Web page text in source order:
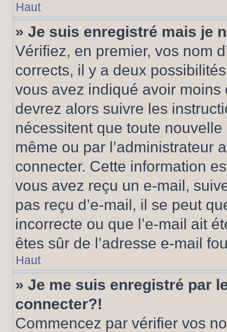
Haut
» Je suis enregistré mais je
Vérifiez, en premier, vos nom
corrects, il y a deux
vous avez indiqué avoir moins
devrez alors suivre les
nécessitent que toute
même ou par l’administrateur
connecter. Cette information
vous avez reçu un e-mail,
pas reçu d’e-mail, il se peut
incorrecte ou que l’e-mail ait
êtes sûr de l’adresse e-mail
Haut
» Je me suis enregistré par
connecter?!
Commencez par vérifier vos